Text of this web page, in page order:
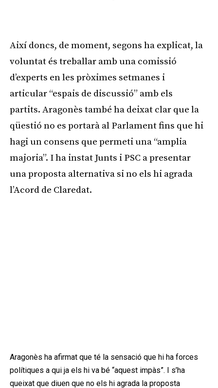
Així doncs, de moment, segons ha explicat, la
voluntat és treballar amb una comissió
d’experts en les pròximes setmanes i
articular “espais de discussió” amb els
partits. Aragonès també ha deixat clar que la
qüestió no es portarà al Parlament fins que hi
hagi un consens que permeti una “amplia
majoria”. I ha instat Junts i PSC a presentar
una proposta alternativa si no els hi agrada
l’Acord de Claredat.
Aragonès ha afirmat que té la sensació que hi ha forces
polítiques a qui ja els hi va bé “aquest impàs”. I s’ha
queixat que diuen que no els hi agrada la proposta